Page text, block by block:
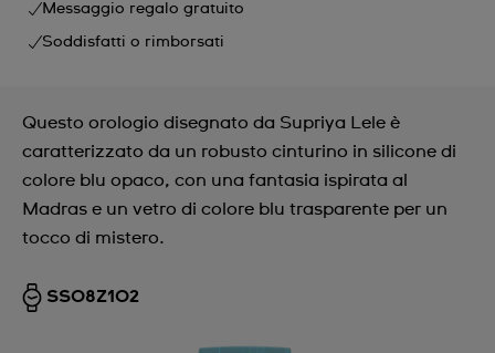
Messaggio regalo gratuito
Soddisfatti o rimborsati
Questo orologio disegnato da Supriya Lele è
caratterizzato da un robusto cinturino in silicone di
colore blu opaco, con una fantasia ispirata al
Madras e un vetro di colore blu trasparente per un
tocco di mistero.
SS08Z102